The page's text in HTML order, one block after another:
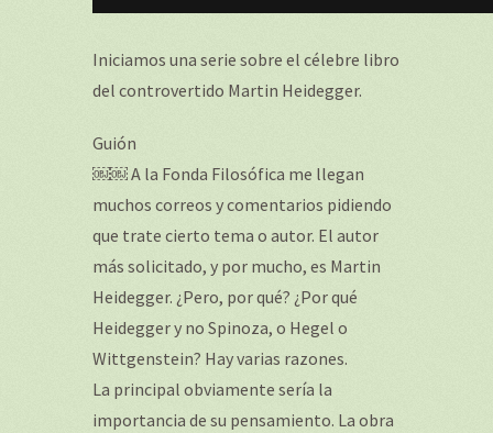
Iniciamos una serie sobre el célebre libro
del controvertido Martin Heidegger.
Guión
￼￼ A la Fonda Filosófica me llegan
muchos correos y comentarios pidiendo
que trate cierto tema o autor. El autor
más solicitado, y por mucho, es Martin
Heidegger. ¿Pero, por qué? ¿Por qué
Heidegger y no Spinoza, o Hegel o
Wittgenstein? Hay varias razones.
La principal obviamente sería la
importancia de su pensamiento. La obra